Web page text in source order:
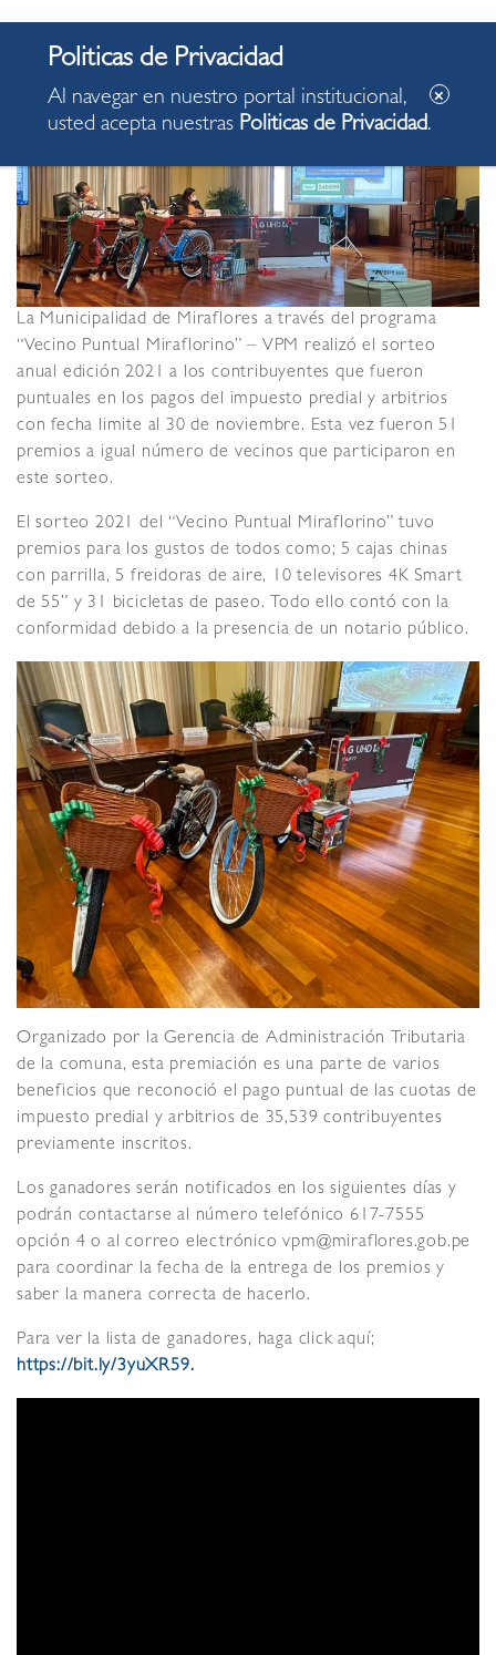
15.12.2021
La Municipalidad de Miraflores a través del programa
“Vecino Puntual Miraflorino” – VPM realizó el sorteo
anual edición 2021 a los contribuyentes que fueron
puntuales en los pagos del impuesto predial y arbitrios
con fecha limite al 30 de noviembre. Esta vez fueron 51
premios a igual número de vecinos que participaron en
este sorteo.
El sorteo 2021 del “Vecino Puntual Miraflorino” tuvo
premios para los gustos de todos como; 5 cajas chinas
con parrilla, 5 freidoras de aire, 10 televisores 4K Smart
de 55” y 31 bicicletas de paseo. Todo ello contó con la
conformidad debido a la presencia de un notario público.
Organizado por la Gerencia de Administración Tributaria
de la comuna, esta premiación es una parte de varios
beneficios que reconoció el pago puntual de las cuotas de
impuesto predial y arbitrios de 35,539 contribuyentes
previamente inscritos.
Los ganadores serán notificados en los siguientes días y
podrán contactarse al número telefónico 617-7555
opción 4 o al correo electrónico vpm@miraflores.gob.pe
para coordinar la fecha de la entrega de los premios y
saber la manera correcta de hacerlo.
Para ver la lista de ganadores, haga click aquí;
https://bit.ly/3yuXR59.
Al navegar en nuestro portal institucional,
usted acepta nuestras Politicas de Privacidad.